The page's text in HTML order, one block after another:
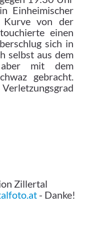
Einheimischer
von der
einen
sich in
selbst aus dem
mit dem
gebracht.
Zillertal
- Danke!